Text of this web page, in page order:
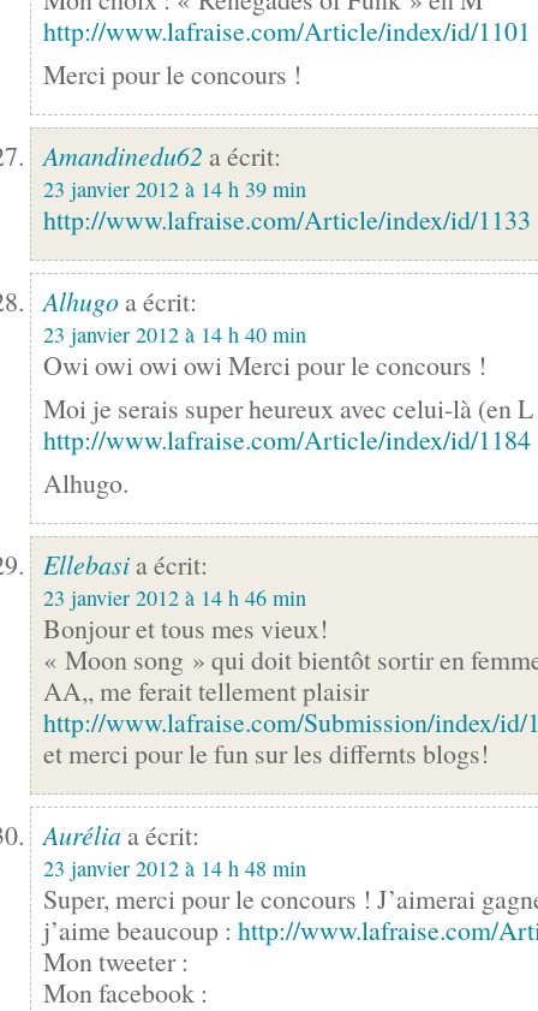
http://www.lafraise.com/Article/index/id/1101
Merci pour le concours !
Amandinedu62 a écrit:
23 janvier 2012 à 14 h 39 min
http://www.lafraise.com/Article/index/id/1133
Alhugo a écrit:
23 janvier 2012 à 14 h 40 min
Owi owi owi owi Merci pour le concours !
Moi je serais super heureux avec celui-là (en
http://www.lafraise.com/Article/index/id/1184
Alhugo.
Ellebasi a écrit:
23 janvier 2012 à 14 h 46 min
Bonjour et tous mes vieux!
« Moon song » qui doit bientôt sortir en
AA,, me ferait tellement plaisir
http://www.lafraise.com/Submission/index/id/
et merci pour le fun sur les differnts blogs!
Aurélia a écrit:
23 janvier 2012 à 14 h 48 min
Super, merci pour le concours ! J’aimerai
j’aime beaucoup : http://www.lafraise.com/
Mon tweeter :
Mon facebook :